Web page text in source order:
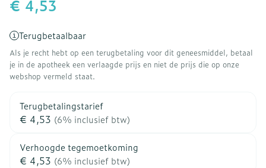
€ 4,53
Terugbetaalbaar
Als je recht hebt op een terugbetaling voor dit geneesmiddel, betaal
je in de apotheek een verlaagde prijs en niet de prijs die op onze
webshop vermeld staat.
Terugbetalingstarief
€ 4,53 (6% inclusief btw)
Verhoogde tegemoetkoming
€ 4,53 (6% inclusief btw)